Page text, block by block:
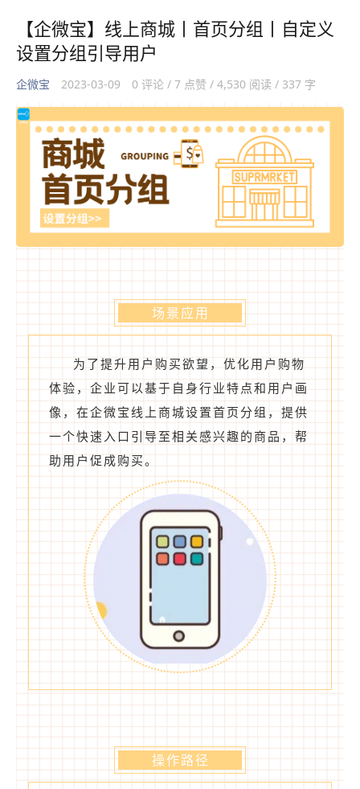
【企微宝】线上商城丨首页分组丨自定义
设置分组引导用户
企微宝 2023-03-09 0 评论 / 7 点赞 / 4,530 阅读 / 337 字
场景应用
为了提升用户购买欲望，优化用户购物
体验，企业可以基于自身行业特点和用户画
像，在企微宝线上商城设置首页分组，提供
一个快速入口引导至相关感兴趣的商品，帮
助用户促成购买。
操作路径